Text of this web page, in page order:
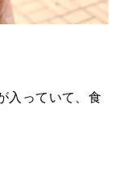
入っていて、食